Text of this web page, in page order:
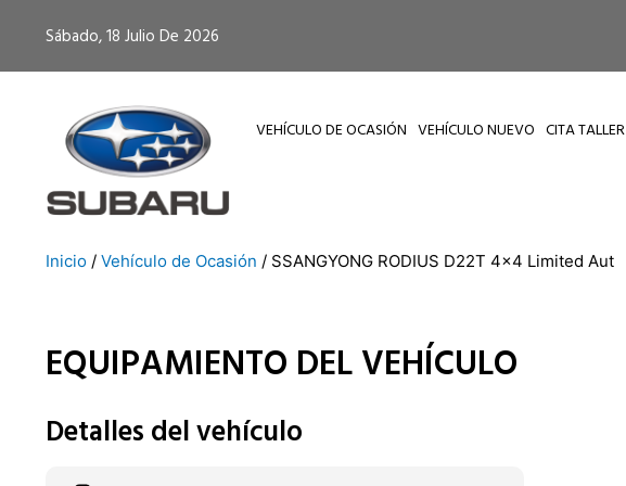
Sábado, 18 Julio De 2026
VEHÍCULO DE OCASIÓN VEHÍCULO NUEVO CITA TALLER
Inicio / Vehículo de Ocasión / SSANGYONG RODIUS D22T 4×4 Limited Aut
EQUIPAMIENTO DEL VEHÍCULO
Detalles del vehículo